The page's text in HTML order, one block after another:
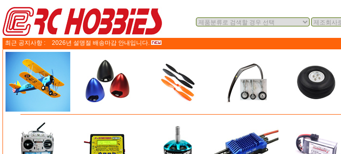
최근 공지사항 : 2026년 설명절 배송마감 안내입니다.